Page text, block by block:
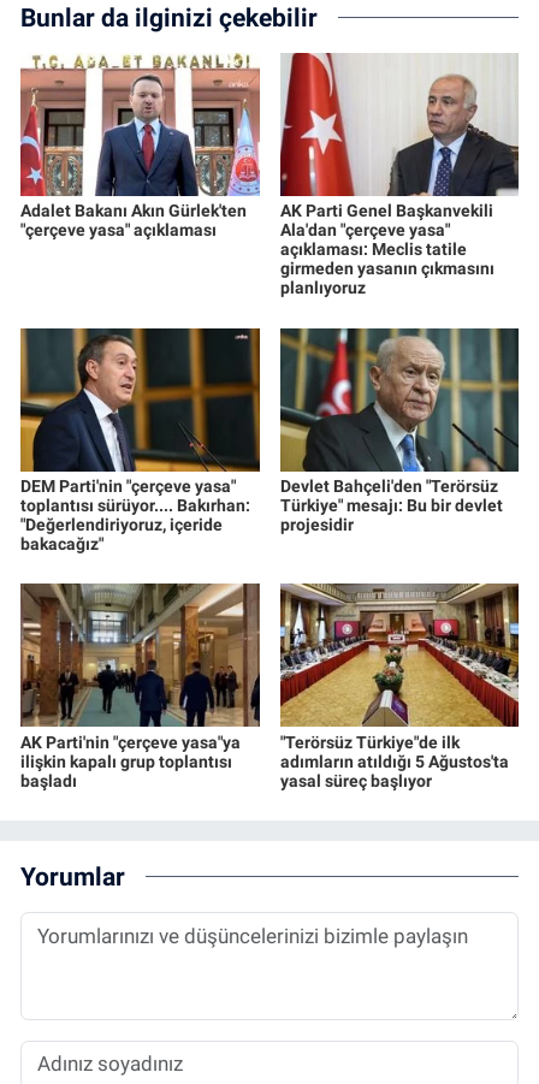
Bunlar da ilginizi çekebilir
Adalet Bakanı Akın Gürlek'ten
"çerçeve yasa" açıklaması
AK Parti Genel Başkanvekili
Ala'dan "çerçeve yasa"
açıklaması: Meclis tatile
girmeden yasanın çıkmasını
planlıyoruz
DEM Parti'nin "çerçeve yasa"
toplantısı sürüyor.... Bakırhan:
"Değerlendiriyoruz, içeride
bakacağız"
Devlet Bahçeli'den "Terörsüz
Türkiye" mesajı: Bu bir devlet
projesidir
AK Parti'nin "çerçeve yasa"ya
ilişkin kapalı grup toplantısı
başladı
"Terörsüz Türkiye"de ilk
adımların atıldığı 5 Ağustos'ta
yasal süreç başlıyor
Yorumlar